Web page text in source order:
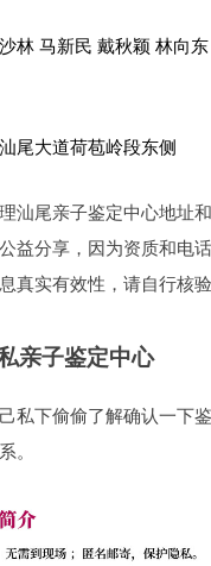
林 马新民 戴秋颖 林向
尾大道荷苞岭段东侧
汕尾亲子鉴定中心地址
益分享，因为资质和电
真实有效性，请自行核验
亲子鉴定中心
私下偷偷了解确认一下
。